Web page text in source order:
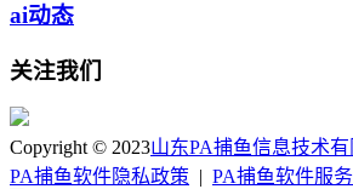
ai动态
关注我们
Copyright © 2023山东PA捕鱼信息技术有
PA捕鱼软件隐私政策
PA捕鱼软件服